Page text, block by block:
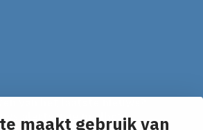
maakt gebruik van
alerts in je mailbox!